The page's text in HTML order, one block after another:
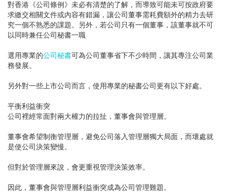
對香港《公司條例》未必有清楚的了解，而導致可能未可按政府要
求繳交相關文件或內容有錯漏，讓公司董事需耗費額外的精力去研
究一個不熟悉的課題。另外，若公司只有一個董事，該董事就不可
以同時兼任公司秘書一職
選用專業的公司秘書可為公司董事省下不少時間，讓其專注公司業
務發展。
另外對一些上市公司而言，使用專業的秘書公司更有以下好處。
平衡利益衝突
公司裡經常面對兩大權力的拉扯，董事會與管理層。
董事會希望制衡管理層，避免公司落入管理層獨大局面，而壞處就
是使公司決策變慢。
但對於管理層來說，會更重視管理決策效率。
因此，董事會與管理層利益衝突成為公司管理難題。